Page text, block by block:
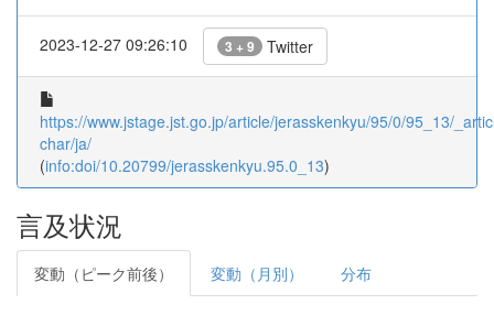
2023-12-27 09:26:10 3 + 9 Twitter
https://www.jstage.jst.go.jp/article/jerasskenkyu/95/0/95_13/
char/ja/
(info:doi/10.20799/jerasskenkyu.95.0_13)
言及状況
変動（ピーク前後） 変動（月別） 分布